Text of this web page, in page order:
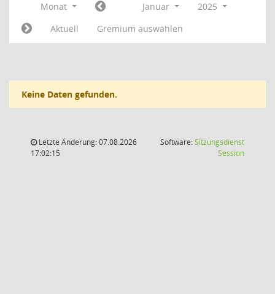
Monat Januar
2025
Aktuell
Gremium auswählen
Keine Daten gefunden.
Letzte Änderung: 07.08.2026
17:02:15
Software:Sitzungsdienst
Session(Wird in